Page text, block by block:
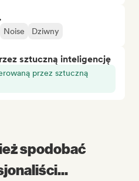
Noise Dziwny
sztuczną inteligencję
przez sztuczną
spodobać